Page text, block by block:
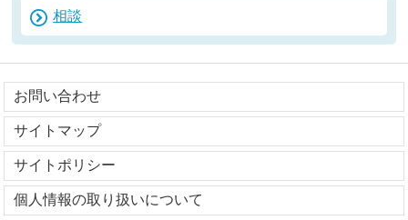
相談
お問い合わせ
サイトマップ
サイトポリシー
個人情報の取り扱いについて